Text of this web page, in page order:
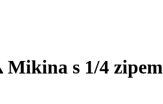
Mikina s 1/4 zipem